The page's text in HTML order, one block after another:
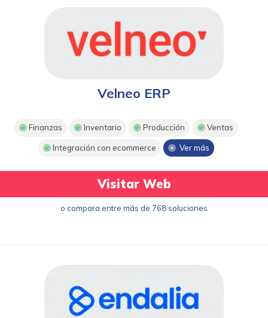
Velneo ERP
Finanzas Inventario Producción Ventas
Integración con ecommerce Ver más
Visitar Web
o compara entre más de 768 soluciones